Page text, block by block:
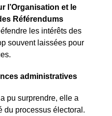
l’Organisation et le
Référendums
les intérêts des
souvent laissées pour
administratives
pu surprendre, elle a
du processus électoral.